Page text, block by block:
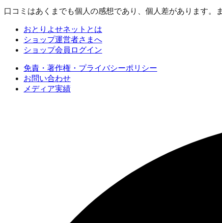
口コミはあくまでも個人の感想であり、個人差があります。
おとりよせネットとは
ショップ運営者さまへ
ショップ会員ログイン
免責・著作権・プライバシーポリシー
お問い合わせ
メディア実績